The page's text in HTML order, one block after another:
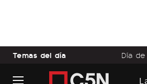
Temas del día Día